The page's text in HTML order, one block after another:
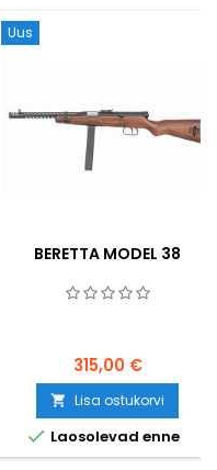
Uus
BERETTA MODEL 38
315,00 €
 Lisa ostukorvi
 Laosolevad enne